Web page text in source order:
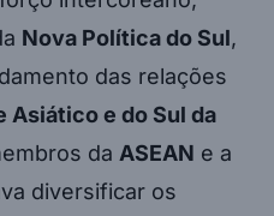
Nova Política do Sul,
das relações
Asiático e do Sul da
da ASEAN e a
diversificar os